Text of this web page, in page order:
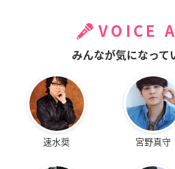
VOICE
みんなが気になって
速水奨 宮野真守